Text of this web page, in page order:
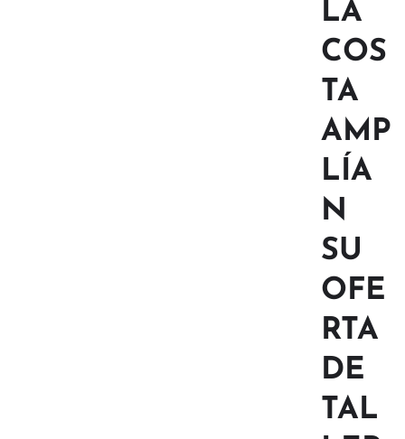
LA
COS
TA
AMP
LÍA
N
SU
OFE
RTA
DE
TAL